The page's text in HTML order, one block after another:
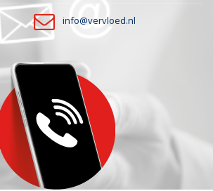
info@vervloed.nl